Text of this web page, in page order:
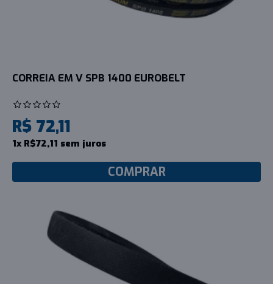
CORREIA EM V SPB 1400 EUROBELT
R$ 72,11
1x R$72,11 sem juros
COMPRAR